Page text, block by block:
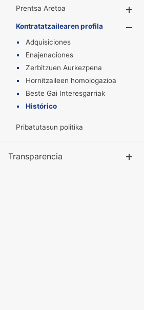
Prentsa Aretoa
Kontratatzailearen profila
Adquisiciones
Enajenaciones
Zerbitzuen Aurkezpena
Hornitzaileen homologazioa
Beste Gai Interesgarriak
Histórico
Pribatutasun politika
Transparencia